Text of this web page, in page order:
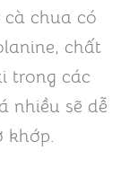
chua có
chất
trong các
nhiều sẽ dễ
khớp.